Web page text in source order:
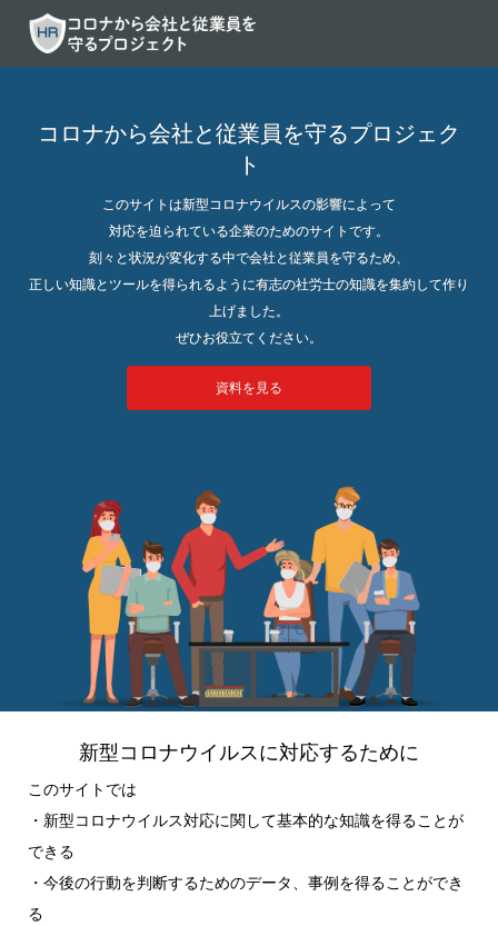
コロナから会社と従業員を守るプロジェク
ト
このサイトは新型コロナウイルスの影響によって
対応を迫られている企業のためのサイトです。
刻々と状況が変化する中で会社と従業員を守るため、
正しい知識とツールを得られるように有志の社労士の知識を集約して作り
上げました。
ぜひお役立てください。
資料を見る
新型コロナウイルスに対応するために
このサイトでは
・新型コロナウイルス対応に関して基本的な知識を得ることが
できる
・今後の行動を判断するためのデータ、事例を得ることができ
る